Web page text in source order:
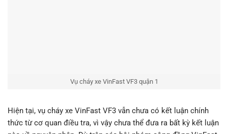
Vụ cháy xe VinFast VF3 quận 1
Hiện tại, vụ cháy xe VinFast VF3 vẫn chưa có kết luận chính
thức từ cơ quan điều tra, vì vậy chưa thể đưa ra bất kỳ kết luận